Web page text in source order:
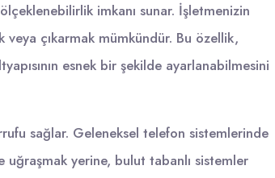
imkanı sunar. İşletmenizin
çıkarmak mümkündür. Bu özellik,
esnek bir şekilde ayarlanabilmesini
sağlar. Geleneksel telefon sistemlerinde
uğraşmak yerine, bulut tabanlı sistemler